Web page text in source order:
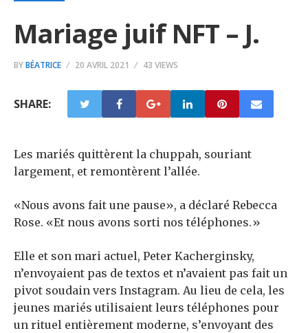
Mariage juif NFT – J.
BYBÉATRICE 20 AVRIL 2021 43 VIEWS
SHARE:
Les mariés quittèrent la chuppah, souriant
largement, et remontèrent l’allée.
«Nous avons fait une pause», a déclaré Rebecca
Rose. «Et nous avons sorti nos téléphones.»
Elle et son mari actuel, Peter Kacherginsky,
n’envoyaient pas de textos et n’avaient pas fait un
pivot soudain vers Instagram. Au lieu de cela, les
jeunes mariés utilisaient leurs téléphones pour
un rituel entièrement moderne, s’envoyant des